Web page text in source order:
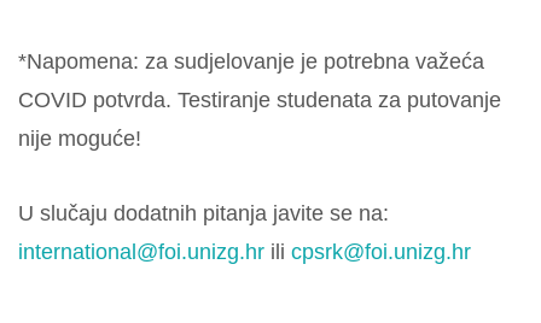
*Napomena: za sudjelovanje je potrebna važeća
COVID potvrda. Testiranje studenata za putovanje
nije moguće!
U slučaju dodatnih pitanja javite se na:
international@foi.unizg.hr ili cpsrk@foi.unizg.hr